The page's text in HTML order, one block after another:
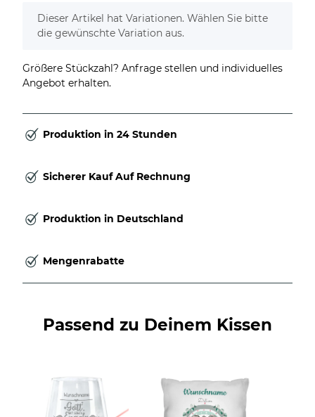
x
Dieser Artikel hat Variationen. Wählen Sie bitte
die gewünschte Variation aus.
Größere Stückzahl? Anfrage stellen und individuelles
Angebot erhalten.
Produktion in 24 Stunden
Sicherer Kauf Auf Rechnung
Produktion in Deutschland
Mengenrabatte
Passend zu Deinem Kissen